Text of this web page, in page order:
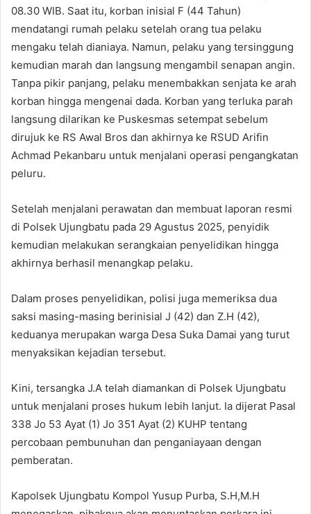
08.30 WIB. Saat itu, korban inisial F (44 Tahun)
mendatangi rumah pelaku setelah orang tua pelaku
mengaku telah dianiaya. Namun, pelaku yang tersinggung
kemudian marah dan langsung mengambil senapan angin.
Tanpa pikir panjang, pelaku menembakkan senjata ke arah
korban hingga mengenai dada. Korban yang terluka parah
langsung dilarikan ke Puskesmas setempat sebelum
dirujuk ke RS Awal Bros dan akhirnya ke RSUD Arifin
Achmad Pekanbaru untuk menjalani operasi pengangkatan
peluru.
Setelah menjalani perawatan dan membuat laporan resmi
di Polsek Ujungbatu pada 29 Agustus 2025, penyidik
kemudian melakukan serangkaian penyelidikan hingga
akhirnya berhasil menangkap pelaku.
Dalam proses penyelidikan, polisi juga memeriksa dua
saksi masing-masing berinisial J (42) dan Z.H (42),
keduanya merupakan warga Desa Suka Damai yang turut
menyaksikan kejadian tersebut.
Kini, tersangka J.A telah diamankan di Polsek Ujungbatu
untuk menjalani proses hukum lebih lanjut. Ia dijerat Pasal
338 Jo 53 Ayat (1) Jo 351 Ayat (2) KUHP tentang
percobaan pembunuhan dan penganiayaan dengan
pemberatan.
Kapolsek Ujungbatu Kompol Yusup Purba, S.H,M.H